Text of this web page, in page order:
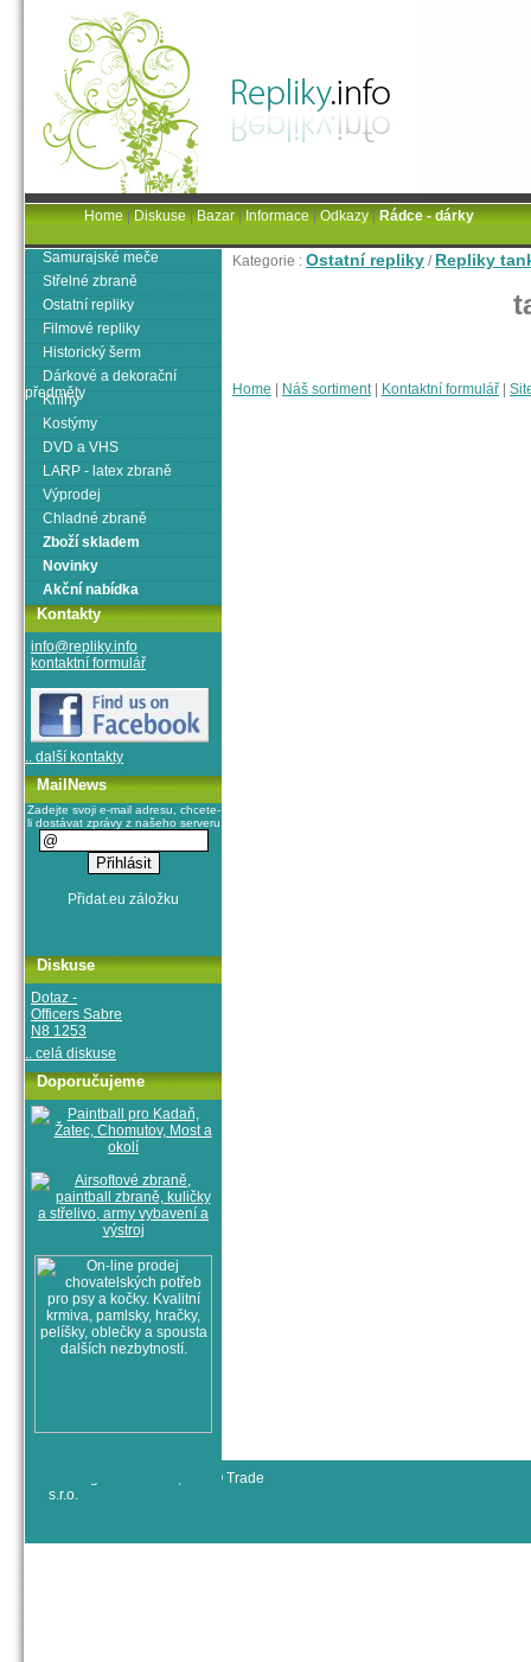
Kategorie : Ostatní repliky / Repliky
Home Náš sortiment| Kontaktní formulář
Samurajské meče
Střelné zbraně
Ostatní repliky
Filmové repliky
Historický šerm
Dárkové a dekorační
předměty
Knihy
Kostýmy
DVD a VHS
LARP - latex zbraně
Výprodej
Chladné zbraně
Zboží skladem
Novinky
Akční nabídka
Kontakty
info@repliky.info
kontaktní formulář
.. další kontakty
MailNews
Zadejte svoji e-mail adresu, chcete-
li dostávat zprávy z našeho serveru
Diskuse
Dotaz -
Officers Sabre
N8 1253
.. celá diskuse
Doporučujeme
Home|Diskuse|Bazar|Informace|Odkazy|Rádce - dárky
© All rights reserved, RYJO Trade
s.r.o.